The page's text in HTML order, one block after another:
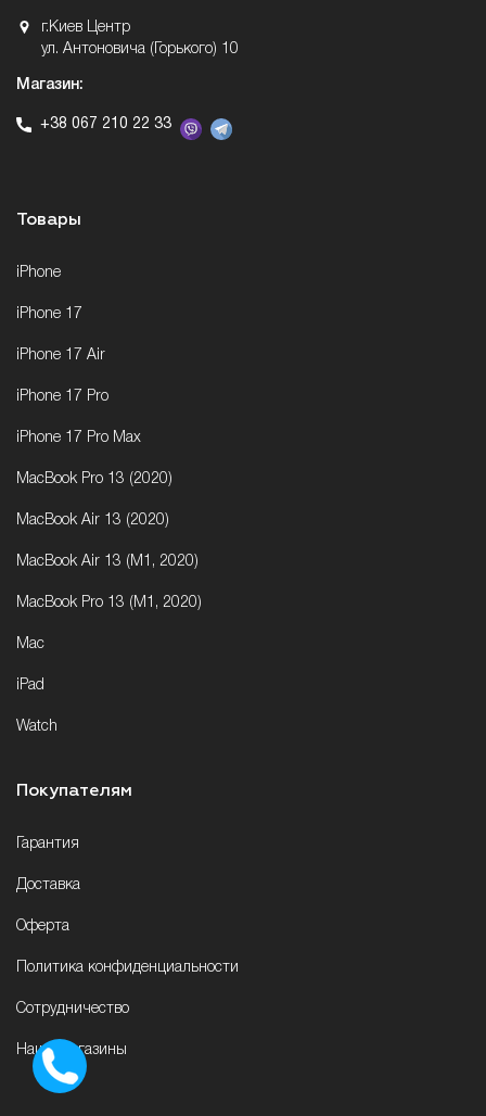
г.Киев Центр
ул. Антоновича (Горького) 10
Магазин:
+38 067 210 22 33
Товары
iPhone
iPhone 17
iPhone 17 Air
iPhone 17 Pro
iPhone 17 Pro Max
MacBook Pro 13 (2020)
MacBook Air 13 (2020)
MacBook Air 13 (M1, 2020)
MacBook Pro 13 (M1, 2020)
Mac
iPad
Watch
Покупателям
Гарантия
Доставка
Оферта
Политика конфиденциальности
Сотрудничество
Наши магазины